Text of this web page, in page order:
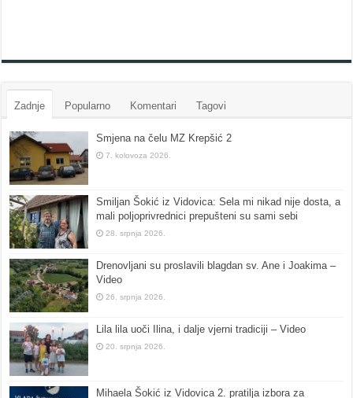
Zadnje Popularno Komentari Tagovi
Smjena na čelu MZ Krepšić 2
7. kolovoza 2026.
Smiljan Šokić iz Vidovica: Sela mi nikad nije dosta, a
mali poljoprivrednici prepušteni su sami sebi
28. srpnja 2026.
Drenovljani su proslavili blagdan sv. Ane i Joakima –
Video
26. srpnja 2026.
Lila lila uoči Ilina, i dalje vjerni tradiciji – Video
20. srpnja 2026.
Mihaela Šokić iz Vidovica 2. pratilja izbora za